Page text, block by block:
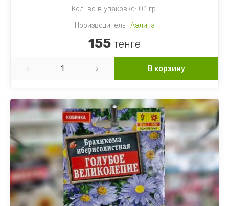
Кол-во в упаковке: 0,1 гр.
Производитель
Аэлита
155 тенге
В корзину